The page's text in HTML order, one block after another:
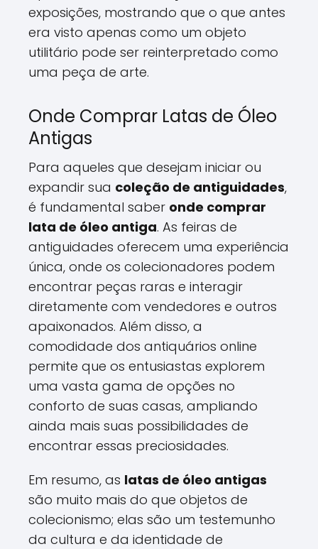
exposições, mostrando que o que antes
era visto apenas como um objeto
utilitário pode ser reinterpretado como
uma peça de arte.
Onde Comprar Latas de Óleo
Antigas
Para aqueles que desejam iniciar ou
expandir sua coleção de antiguidades,
é fundamental saber onde comprar
lata de óleo antiga. As feiras de
antiguidades oferecem uma experiência
única, onde os colecionadores podem
encontrar peças raras e interagir
diretamente com vendedores e outros
apaixonados. Além disso, a
comodidade dos antiquários online
permite que os entusiastas explorem
uma vasta gama de opções no
conforto de suas casas, ampliando
ainda mais suas possibilidades de
encontrar essas preciosidades.
Em resumo, as latas de óleo antigas
são muito mais do que objetos de
colecionismo; elas são um testemunho
da cultura e da identidade de